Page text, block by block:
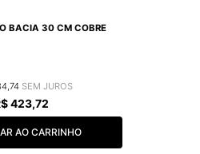
BACIA 30 CM COBRE
, 74
423,72
AO CARRINHO